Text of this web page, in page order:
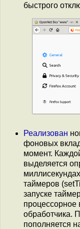
быстрого
Реализован
фоновых
момент.
выделяется
таймеров
запуске
обработчика.
пополняется